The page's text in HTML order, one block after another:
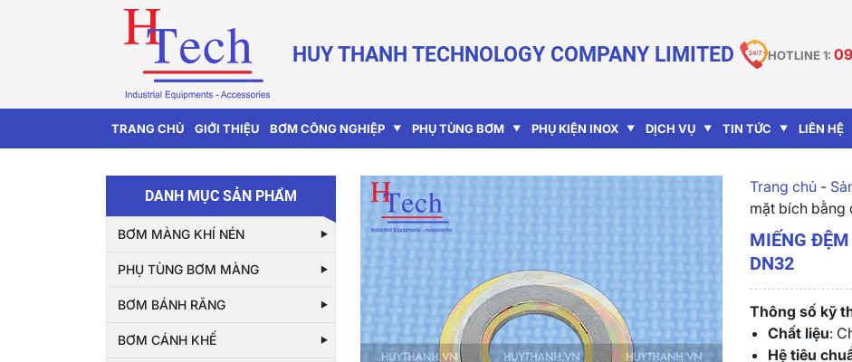
HUY THANH TECHNOLOGY COMPANY LIMITED HOTLINE 1:
TRANG CHỦ GIỚI THIỆU BƠM CÔNG NGHIỆP PHỤ TÙNG BƠM PHỤ KIỆN INOX DỊCH VỤ TIN TỨC LIÊN HỆ
DANH MỤC SẢN PHẨM
BƠM MÀNG KHÍ NÉN
PHỤ TÙNG BƠM MÀNG
BƠM BÁNH RĂNG
BƠM CÁNH KHẾ
Trang chủ-
mặt bích bằng
MIẾNG
DN32
Thông số kỹ
Chất liệu:
Hệ tiêu